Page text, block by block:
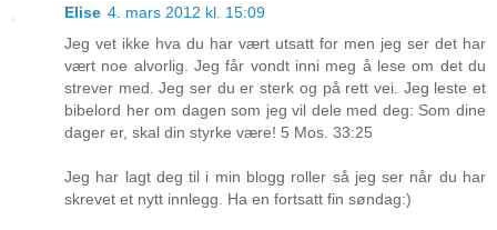
Elise 4. mars 2012 kl. 15:09
Jeg vet ikke hva du har vært utsatt for men jeg ser det har
vært noe alvorlig. Jeg får vondt inni meg å lese om det du
strever med. Jeg ser du er sterk og på rett vei. Jeg leste et
bibelord her om dagen som jeg vil dele med deg: Som dine
dager er, skal din styrke være! 5 Mos. 33:25
Jeg har lagt deg til i min blogg roller så jeg ser når du har
skrevet et nytt innlegg. Ha en fortsatt fin søndag:)